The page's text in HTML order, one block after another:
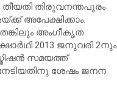
തിരുവനന്തപുരം
അപേക്ഷിക്കാം.
അംഗീകൃത
2013 ജനുവരി 2നും
സമയത്ത്
ശേഷം ജനന